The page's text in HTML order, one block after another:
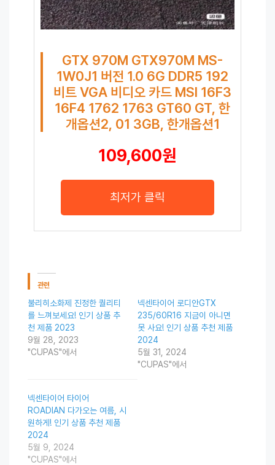
GTX 970M GTX970M MS-
1W0J1 버전 1.0 6G DDR5 192
비트 VGA 비디오 카드 MSI 16F3
16F4 1762 1763 GT60 GT, 한
개옵션2, 01 3GB, 한개옵션1
109,600원
최저가 클릭
관련
불리히소화제 진정한 퀄리티
를 느껴보세요! 인기 상품 추
천 제품 2023
9월 28, 2023
"CUPAS"에서
넥센타이어 로디안GTX
235/60R16 지금이 아니면
못 사요! 인기 상품 추천 제품
2024
5월 31, 2024
"CUPAS"에서
넥센타이어 타이어
ROADIAN 다가오는 여름, 시
원하게! 인기 상품 추천 제품
2024
5월 9, 2024
"CUPAS"에서